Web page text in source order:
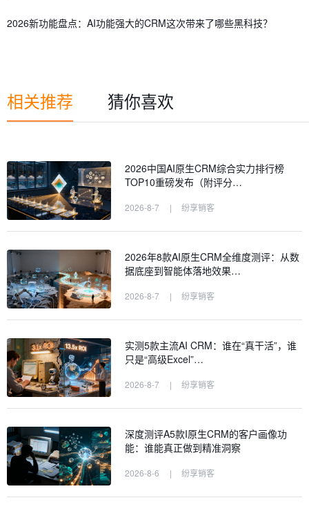
2026新功能盘点：AI功能强大的CRM这次带来了哪些黑科技？
相关推荐 猜你喜欢
2026中国AI原生CRM综合实力排行榜
TOP10重磅发布（附评分…
2026-8-7 | 纷享销客
2026年8款AI原生CRM全维度测评：从数
据底座到智能体落地效果…
2026-8-7 | 纷享销客
实测5款主流AI CRM：谁在“真干活”，谁
只是“高级Excel”…
2026-8-7 | 纷享销客
深度测评A5款I原生CRM的客户画像功
能：谁能真正做到精准洞察
2026-8-6 | 纷享销客